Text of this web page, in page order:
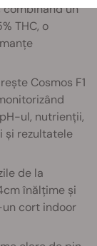
combinând un
THC, o
Cosmos F1
ul, nutrienții,
și rezultatele
de la
înălțime și
cort indoor